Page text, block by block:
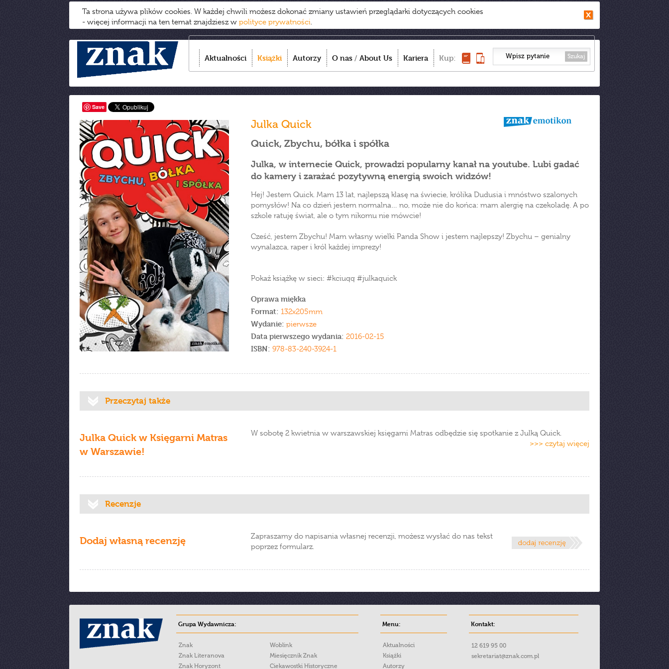
Ta strona używa plików cookies. W każdej chwili możesz dokonać zmiany ustawień przeglądarki dotyczących cookies
- więcej informacji na ten temat znajdziesz w polityce prywatności.
Aktualności Książki Autorzy O nas / About Us Kariera Kup: Szukaj
Save
Julka Quick
Quick, Zbychu, bółka i spółka
Julka, w internecie Quick, prowadzi popularny kanał na youtube. Lubi gadać
do kamery i zarażać pozytywną energią swoich widzów!
Hej! Jestem Quick. Mam 13 lat, najlepszą klasę na świecie, królika Dudusia i mnóstwo szalonych
pomysłów! Na co dzień jestem normalna… no, może nie do końca: mam alergię na czekoladę. A po
szkole ratuję świat, ale o tym nikomu nie mówcie!
Cześć, jestem Zbychu! Mam własny wielki Panda Show i jestem najlepszy! Zbychu – genialny
wynalazca, raper i król każdej imprezy!
Pokaż książkę w sieci: #kciuqq #julkaquick
Oprawa miękka
Format: 132x205mm
Wydanie: pierwsze
Data pierwszego wydania: 2016-02-15
ISBN: 978-83-240-3924-1
Przeczytaj także
Julka Quick w Księgarni Matras
w Warszawie!
W sobotę 2 kwietnia w warszawskiej księgarni Matras odbędzie się spotkanie z Julką Quick.
>>> czytaj więcej
Recenzje
Dodaj własną recenzję
Zapraszamy do napisania własnej recenzji, możesz wysłać do nas tekst
poprzez formularz.
Grupa Wydawnicza:
Znak
Znak Literanova
Znak Horyzont
Woblink
Miesięcznik Znak
Ciekawostki Historyczne
Menu:
Aktualności
Książki
Autorzy
Kontakt:
12 619 95 00
sekretariat@znak.com.pl